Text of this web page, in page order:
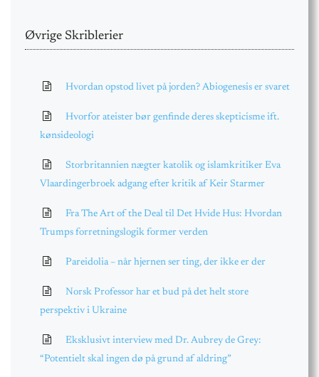
Øvrige Skriblerier
Hvordan opstod livet på jorden? Abiogenesis er svaret
Hvorfor ateister bør genfinde deres skepticisme ift.
kønsideologi
Storbritannien nægter katolik og islamkritiker Eva
Vlaardingerbroek adgang efter kritik af Keir Starmer
Fra The Art of the Deal til Det Hvide Hus: Hvordan
Trumps forretningslogik former verden
Pareidolia – når hjernen ser ting, der ikke er der
Norsk Professor har et bud på det helt store
perspektiv i Ukraine
Eksklusivt interview med Dr. Aubrey de Grey:
“Potentielt skal ingen dø på grund af aldring”